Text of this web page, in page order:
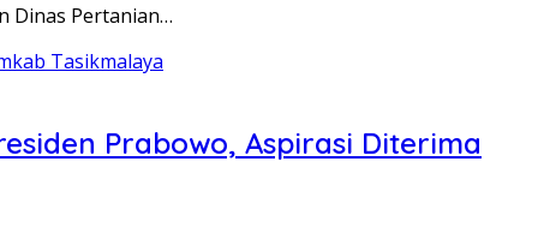
Dinas Pertanian…
Prabowo, Aspirasi Diterima